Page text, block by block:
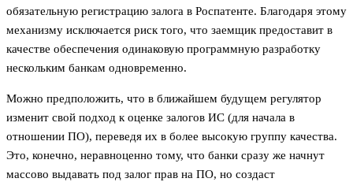
обязательную регистрацию залога в Роспатенте. Благодаря этому
механизму исключается риск того, что заемщик предоставит в
качестве обеспечения одинаковую программную разработку
нескольким банкам одновременно.
Можно предположить, что в ближайшем будущем регулятор
изменит свой подход к оценке залогов ИС (для начала в
отношении ПО), переведя их в более высокую группу качества.
Это, конечно, неравноценно тому, что банки сразу же начнут
массово выдавать под залог прав на ПО, но создаст